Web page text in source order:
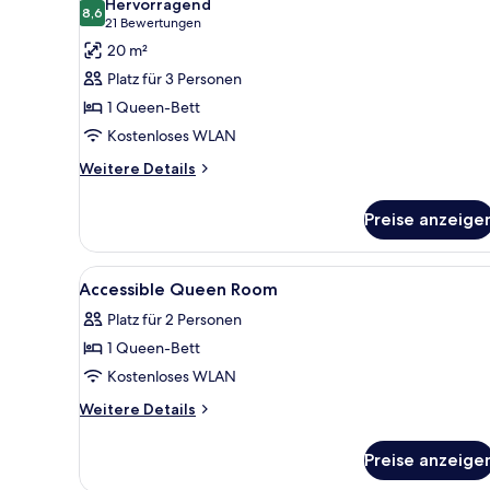
für
Familienzimmer,
Queen-
Bett,
Nichtraucher
anzeigen
8,68,6 von 10
Hervorragend
21 Bewertungen
(21
Bewertungen)
20 m²
Platz für 3 Personen
1 Queen-Bett
Kostenloses WLAN
Weitere Details
Weitere
1
Queen-
Bett,
Preise
Alle
Fotos
für
Accessible
Queen
Room
1 Schlafzimmer, hochwertige
7
Accessible Queen Room
Platz für 2 Personen
1 Queen-Bett
Kostenloses WLAN
Weitere Details
Weitere
Preise